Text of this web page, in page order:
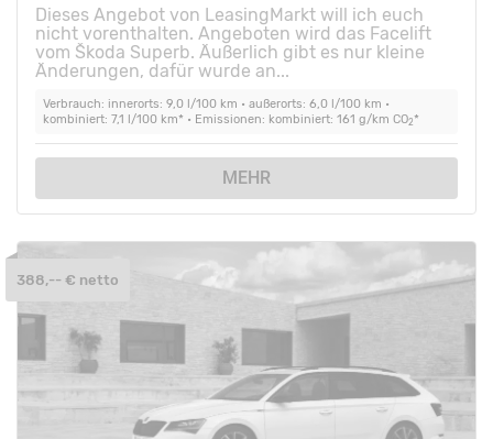
Dieses Angebot von LeasingMarkt will ich euch
nicht vorenthalten. Angeboten wird das Facelift
vom Škoda Superb. Äußerlich gibt es nur kleine
Änderungen, dafür wurde an...
Verbrauch: innerorts: 9,0 l/100 km • außerorts: 6,0 l/100 km •
kombiniert: 7,1 l/100 km* • Emissionen: kombiniert: 161 g/km CO2*
MEHR
388,-- € netto